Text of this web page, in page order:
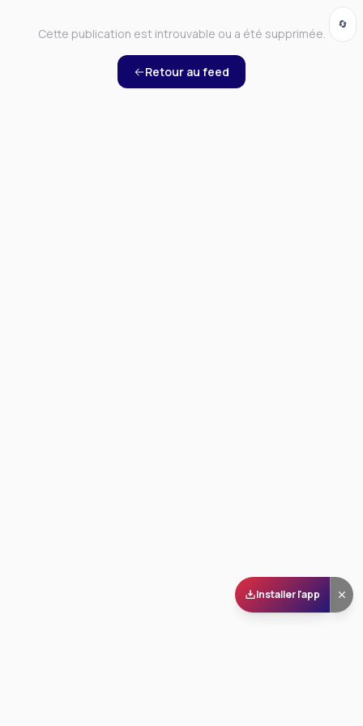
Cette publication est introuvable ou a été supprimée.
Retour au feed
Installer l'app
🔄